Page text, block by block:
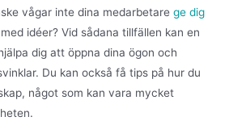
vågar inte dina medarbetare ge dig
idéer? Vid sådana tillfällen kan en
dig att öppna dina ögon och
Du kan också få tips på hur du
något som kan vara mycket